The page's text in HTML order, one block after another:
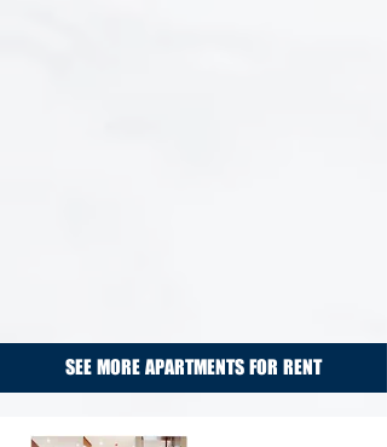
SEE MORE APARTMENTS FOR RENT